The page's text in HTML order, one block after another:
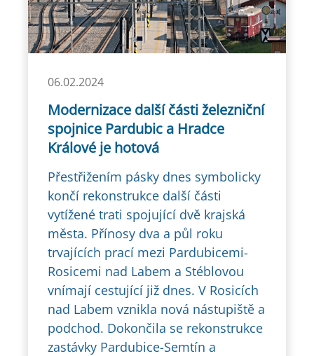
06.02.2024
Modernizace další části železniční
spojnice Pardubic a Hradce
Králové je hotová
Přestřižením pásky dnes symbolicky
končí rekonstrukce další části
vytížené trati spojující dvě krajská
města. Přínosy dva a půl roku
trvajících prací mezi Pardubicemi-
Rosicemi nad Labem a Stéblovou
vnímají cestující již dnes. V Rosicích
nad Labem vznikla nová nástupiště a
podchod. Dokončila se rekonstrukce
zastávky Pardubice-Semtín a